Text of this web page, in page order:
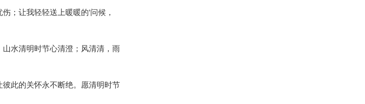
；让我轻轻送上暖暖的'问候，
水清明时节心清澄；风清清，雨
此的关怀永不断绝。愿清明时节